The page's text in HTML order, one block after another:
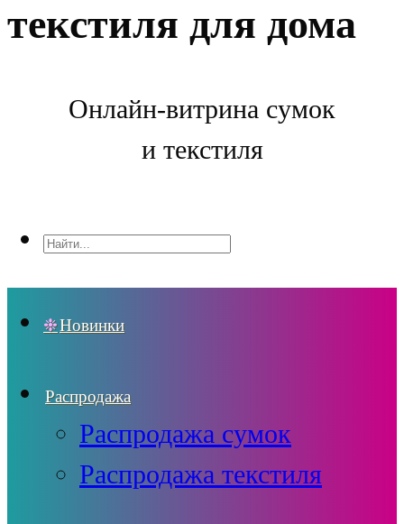
текстиля для дома
Онлайн-витрина сумок
и текстиля
Новинки
Распродажа
Распродажа сумок
Распродажа текстиля